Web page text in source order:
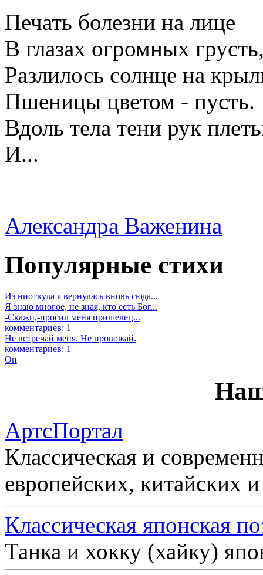
Печать болезни на лице
В глазах огромных
Разлилось солнце на
Пшеницы цветом - пусть.
Вдоль тела тени рук
И...
Александра Важенина
Популярные стихи
Из ниоткуда я вернулась вновь сюда...
Я знаю многое, не зная, кто есть Бог...
-Скажи,-просил меня пришелец...
комментариев: 1
Не встречай меня. Не провожай.
комментариев: 1
Он
АртсПортал
Классическая и
европейских, китайских
Классическая японская
Танка и хокку (хайку)